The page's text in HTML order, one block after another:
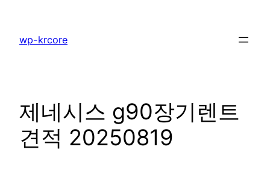
wp-krcore
제네시스 g90장기렌트
견적 20250819